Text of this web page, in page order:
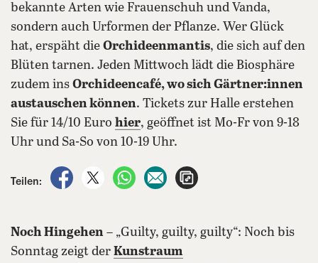
bekannte Arten wie Frauenschuh und Vanda,
sondern auch Urformen der Pflanze. Wer Glück
hat, erspäht die Orchideenmantis, die sich auf den
Blüten tarnen. Jeden Mittwoch lädt die Biosphäre
zudem ins Orchideencafé, wo sich Gärtner:innen
austauschen können. Tickets zur Halle erstehen
Sie für 14/10 Euro hier, geöffnet ist Mo-Fr von 9-18
Uhr und Sa-So von 10-19 Uhr.
Teilen:
auf Facebook teilen
auf X teilenper WhatsApp teilen
per E-Mail teilen
Noch Hingehen – „Guilty, guilty, guilty“: Noch bis
Sonntag zeigt der Kunstraum